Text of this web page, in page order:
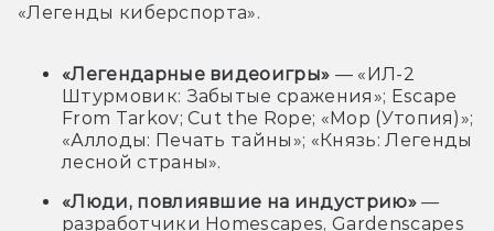
«Легенды киберспорта».
«Легендарные видеоигры» — «ИЛ-2
Штурмовик: Забытые сражения»; Escape
From Tarkov; Cut the Rope; «Мор (Утопия)»;
«Аллоды: Печать тайны»; «Князь: Легенды
лесной страны».
«Люди, повлиявшие на индустрию»—
разработчики Homescapes, Gardenscapes